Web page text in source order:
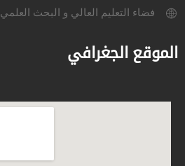
فضاء التعليم العالي و البحث العلمي
الموقع الجغرافي